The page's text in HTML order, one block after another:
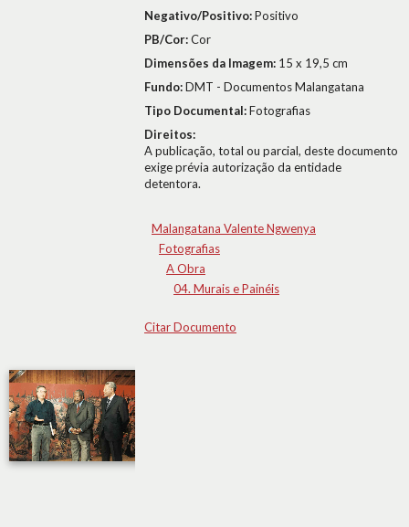
Negativo/Positivo:Positivo
PB/Cor:Cor
Dimensões da Imagem: 15 x 19,5 cm
Fundo:DMT - Documentos Malangatana
Tipo Documental:Fotografias
Direitos:
A publicação, total ou parcial, deste documento
exige prévia autorização da entidade
detentora.
Malangatana Valente Ngwenya
Fotografias
A Obra
04. Murais e Painéis
Citar Documento